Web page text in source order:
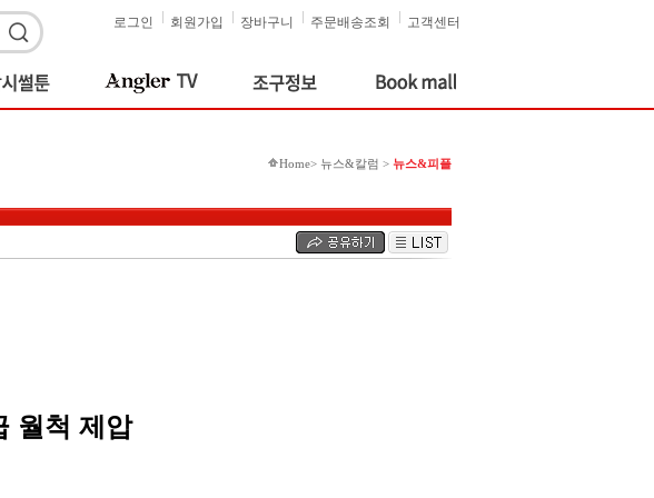
고객센터
주문배송조회
장바구니
회원가입
로그인
Home> 뉴스&칼럼 > 뉴스&피플